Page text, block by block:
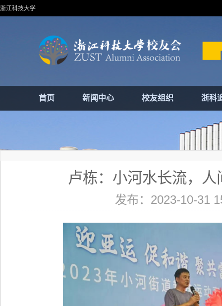
浙江科技大学
首页 新闻中心 校友组织 浙科
卢栋：小河水长流，
发布：2023-10-31